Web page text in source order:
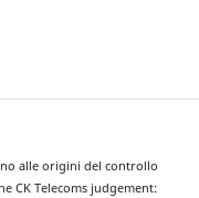
alle origini del controllo
CK Telecoms judgement: